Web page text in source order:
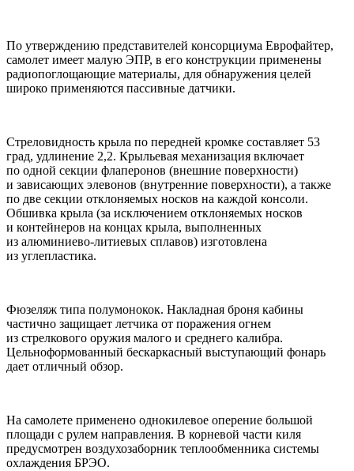
По утверждению представителей консорциума Еврофайтер,
самолет имеет малую ЭПР, в его конструкции применены
радиопоглощающие материалы, для обнаружения целей
широко применяются пассивные датчики.
Стреловидность крыла по передней кромке составляет 53
град, удлинение 2,2. Крыльевая механизация включает
по одной секции флаперонов (внешние поверхности)
и зависающих элевонов (внутренние поверхности), а также
по две секции отклоняемых носков на каждой консоли.
Обшивка крыла (за исключением отклоняемых носков
и контейнеров на концах крыла, выполненных
из алюминиево-литиевых сплавов) изготовлена
из углепластика.
Фюзеляж типа полумонокок. Накладная броня кабины
частично защищает летчика от поражения огнем
из стрелкового оружия малого и среднего калибра.
Цельноформованный бескаркасный выступающий фонарь
дает отличный обзор.
На самолете применено однокилевое оперение большой
площади с рулем направления. В корневой части киля
предусмотрен воздухозаборник теплообменника системы
охлаждения БРЭО.